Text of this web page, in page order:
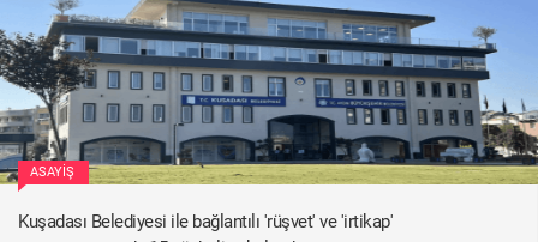
ASAYIŞ
Kuşadası Belediyesi ile bağlantılı 'rüşvet' ve 'irtikap'